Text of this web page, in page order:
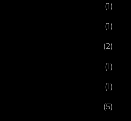
(1)
(1)
(2)
(1)
(1)
(5)